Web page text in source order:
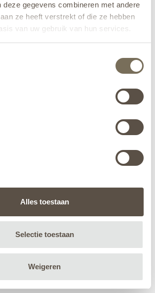
deze gegevens combineren met andere
ze heeft verstrekt of die ze hebben
van uw gebruik van hun services.
Alles toestaan
Selectie toestaan
Weigeren